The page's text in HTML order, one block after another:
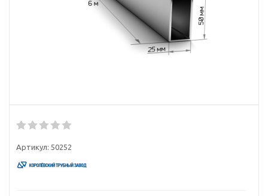
Артикул: 50252